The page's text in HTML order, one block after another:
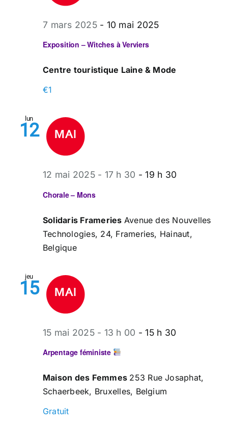
Exposition – Witches à Verviers
7 mars 2025- 10 mai 2025
Centre touristique Laine & Mode
€1
lun
12
Chorale – Mons
12 mai 2025 - 17 h 30 -19 h 30
Solidaris Frameries Avenue des Nouvelles
Technologies, 24, Frameries, Hainaut,
Belgique
jeu
15
Arpentage féministe
15 mai 2025 - 13 h 00 -15 h 30
Maison des Femmes 253 Rue Josaphat,
Schaerbeek, Bruxelles, Belgium
Gratuit